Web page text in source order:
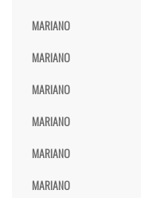
MARIANO
MARIANO
MARIANO
MARIANO
MARIANO
MARIANO